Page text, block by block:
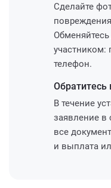
Сделайте
участником:
телефон.
Обратитесь
В течение
заявление в
все
и выплата